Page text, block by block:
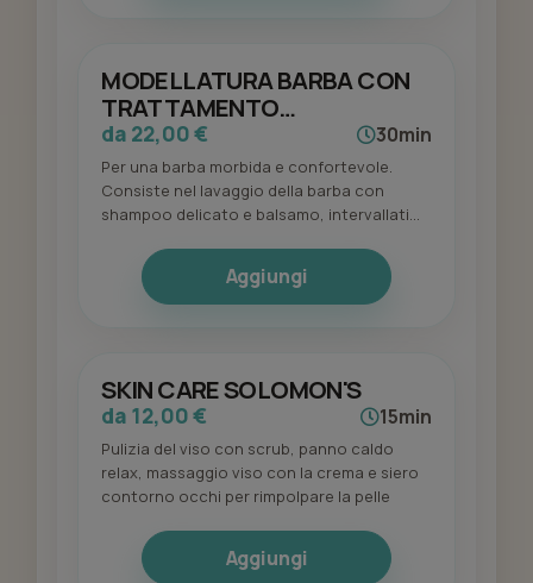
MODELLATURA BARBA CON
TRATTAMENTO
RIGENERANTE
da 22,00 € 30min
Per una barba morbida e confortevole.
Consiste nel lavaggio della barba con
shampoo delicato e balsamo, intervallati
Pre-shave su collo e guance con panno
caldo e con pettine forbice e rasoio verrà
data una forma alla barba. Dopobarba e
Aggiungi
SKIN CARE SOLOMON'S
da 12,00 € 15min
Pulizia del viso con scrub, panno caldo
relax, massaggio viso con la crema e siero
contorno occhi per rimpolpare la pelle
Aggiungi